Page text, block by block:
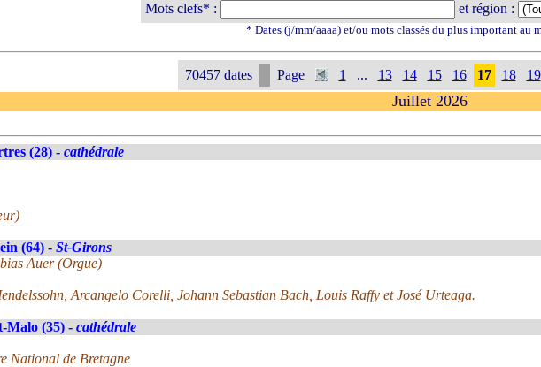
Mots clefs* : et région :
* Dates (j/mm/aaaa) et/ou mots classés du plus important au
70457 dates Page 1 ... 13 14 15 16 17 18 19
Juillet 2026
(28) - cathédrale
(64) - St-Girons
Auer (Orgue)
Arcangelo Corelli, Johann Sebastian Bach, Louis Raffy et José Urteaga.
Malo (35) - cathédrale
National de Bretagne